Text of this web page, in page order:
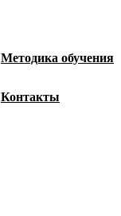
Методика обучения
Контакты